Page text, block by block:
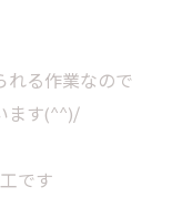
る作業なので
ます(^^)/
です